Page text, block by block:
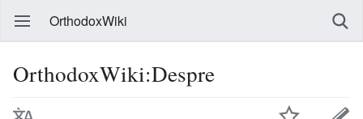
OrthodoxWiki
OrthodoxWiki:Despre